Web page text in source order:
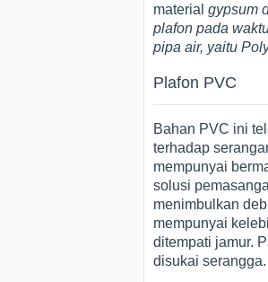
material gypsum
plafon pada
pipa air, yaitu
Plafon PVC
Bahan PVC ini
terhadap
mempunyai
solusi
menimbulkan
mempunyai
ditempati jamur.
disukai serangga.